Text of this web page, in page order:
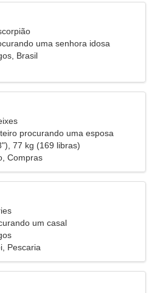
uma senhora idosa
Brasil
procurando uma esposa
77 kg (169 libras)
Compras
um casal
Pescaria